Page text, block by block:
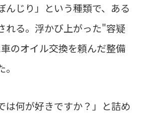
んじり」という種類で、ある
れる。浮かび上がった"容疑
のオイル交換を頼んだ整備
は何が好きですか？」と詰め